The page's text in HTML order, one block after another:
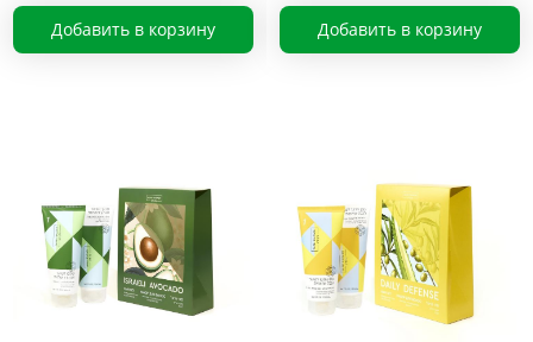
Добавить в корзину Добавить в корзину